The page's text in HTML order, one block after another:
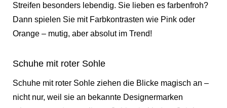
Streifen besonders lebendig. Sie lieben es farbenfroh?
Dann spielen Sie mit Farbkontrasten wie Pink oder
Orange – mutig, aber absolut im Trend!
Schuhe mit roter Sohle
Schuhe mit roter Sohle ziehen die Blicke magisch an –
nicht nur, weil sie an bekannte Designermarken